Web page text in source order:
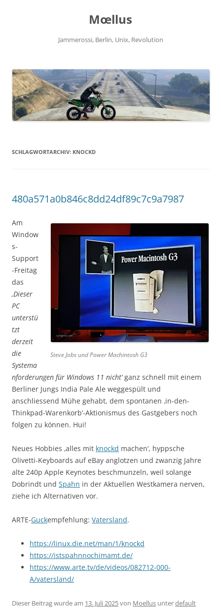
Mœllus
Jammerossi, Berlin, Unix, Revolution
SCHLAGWORTARCHIV: KNOCKD
480a571a0b846c8dd24df89c7c9a7987
Steve Jobs und Power Machintosh G3
Am
Window
s-
Support
-Freitag
das
‚Dieser
PC
unterstü
tzt
derzeit
die
Systema
nforderungen für Windows 11 nicht‘ganz schnell mit einem
Berliner Jungs India Pale Ale weggespült und
anschliessend Mühe gehabt, dem spontanen ‚in-den-
Thinkpad-Warenkorb‘-Aktionismus des Gastgebers noch
folgen zu können. Hui!
Neues Hobbies ‚alles mit knockd machen‘, hyppsche
Olivetti-Keyboards auf eBay anglotzen und zwanzig Jahre
alte 240p Apple Keynotes beschmunzeln, weil solange
Dobrindt und Spahn in der Aktuellen Westkamera nerven,
ziehe ich Alternativen vor.
ARTE-Guckempfehlung: Vatersland.
https://linux.die.net/man/1/knockd
https://istspahnnochimamt.de/
https://www.arte.tv/de/videos/082712-000-
A/vatersland/
Dieser Beitrag wurde am 13. Juli 2025von Moellus unterdefault